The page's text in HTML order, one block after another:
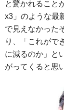
と驚かれること
x3」のような最
で見えなかった
り、「これがで
に減るのか」と
がってくると思